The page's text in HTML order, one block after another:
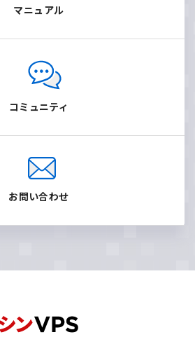
マニュアル
コミュニティ
お問い合わせ